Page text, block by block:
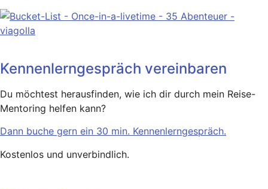
Kennenlerngespräch vereinbaren
Du möchtest herausfinden, wie ich dir durch mein Reise-
Mentoring helfen kann?
Dann buche gern ein 30 min. Kennenlerngespräch.
Kostenlos und unverbindlich.